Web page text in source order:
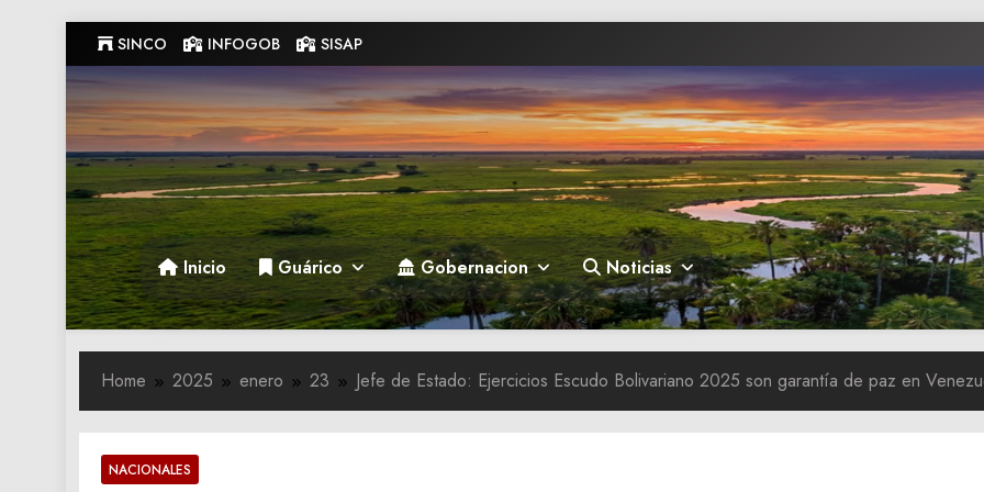
to
content
SINCO INFOGOB SISAP
Gobernacion de Guarico
Gobernacion de Guarico
Inicio Guárico Gobernacion Noticias
Home 2025 enero 23 Jefe de Estado: Ejercicios Escudo Bolivariano 2025 son garantía de paz en
NACIONALES